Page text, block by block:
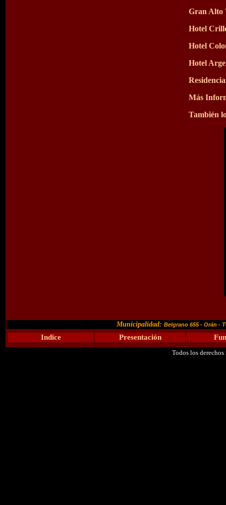
Gran Alto
Hotel
Hotel
Hotel
Más
También
Municipalidad: Belgrano 655 - Orán -
Indice Presentación
Todos los